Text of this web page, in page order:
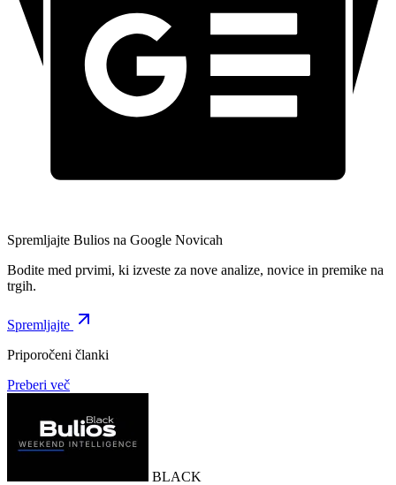
Spremljajte Bulios na Google Novicah
Bodite med prvimi, ki izveste za nove analize, novice in premike na
trgih.
Spremljajte
Priporočeni članki
Preberi več
BLACK